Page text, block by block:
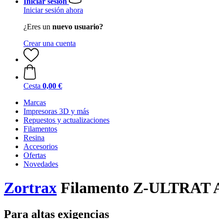
Iniciar sesión ahora
¿Eres un nuevo usuario?
Crear una cuenta
Cesta 0,00 €
Marcas
Impresoras 3D y más
Repuestos y actualizaciones
Filamentos
Resina
Accesorios
Ofertas
Novedades
Zortrax Filamento Z-ULTRAT
Para altas exigencias